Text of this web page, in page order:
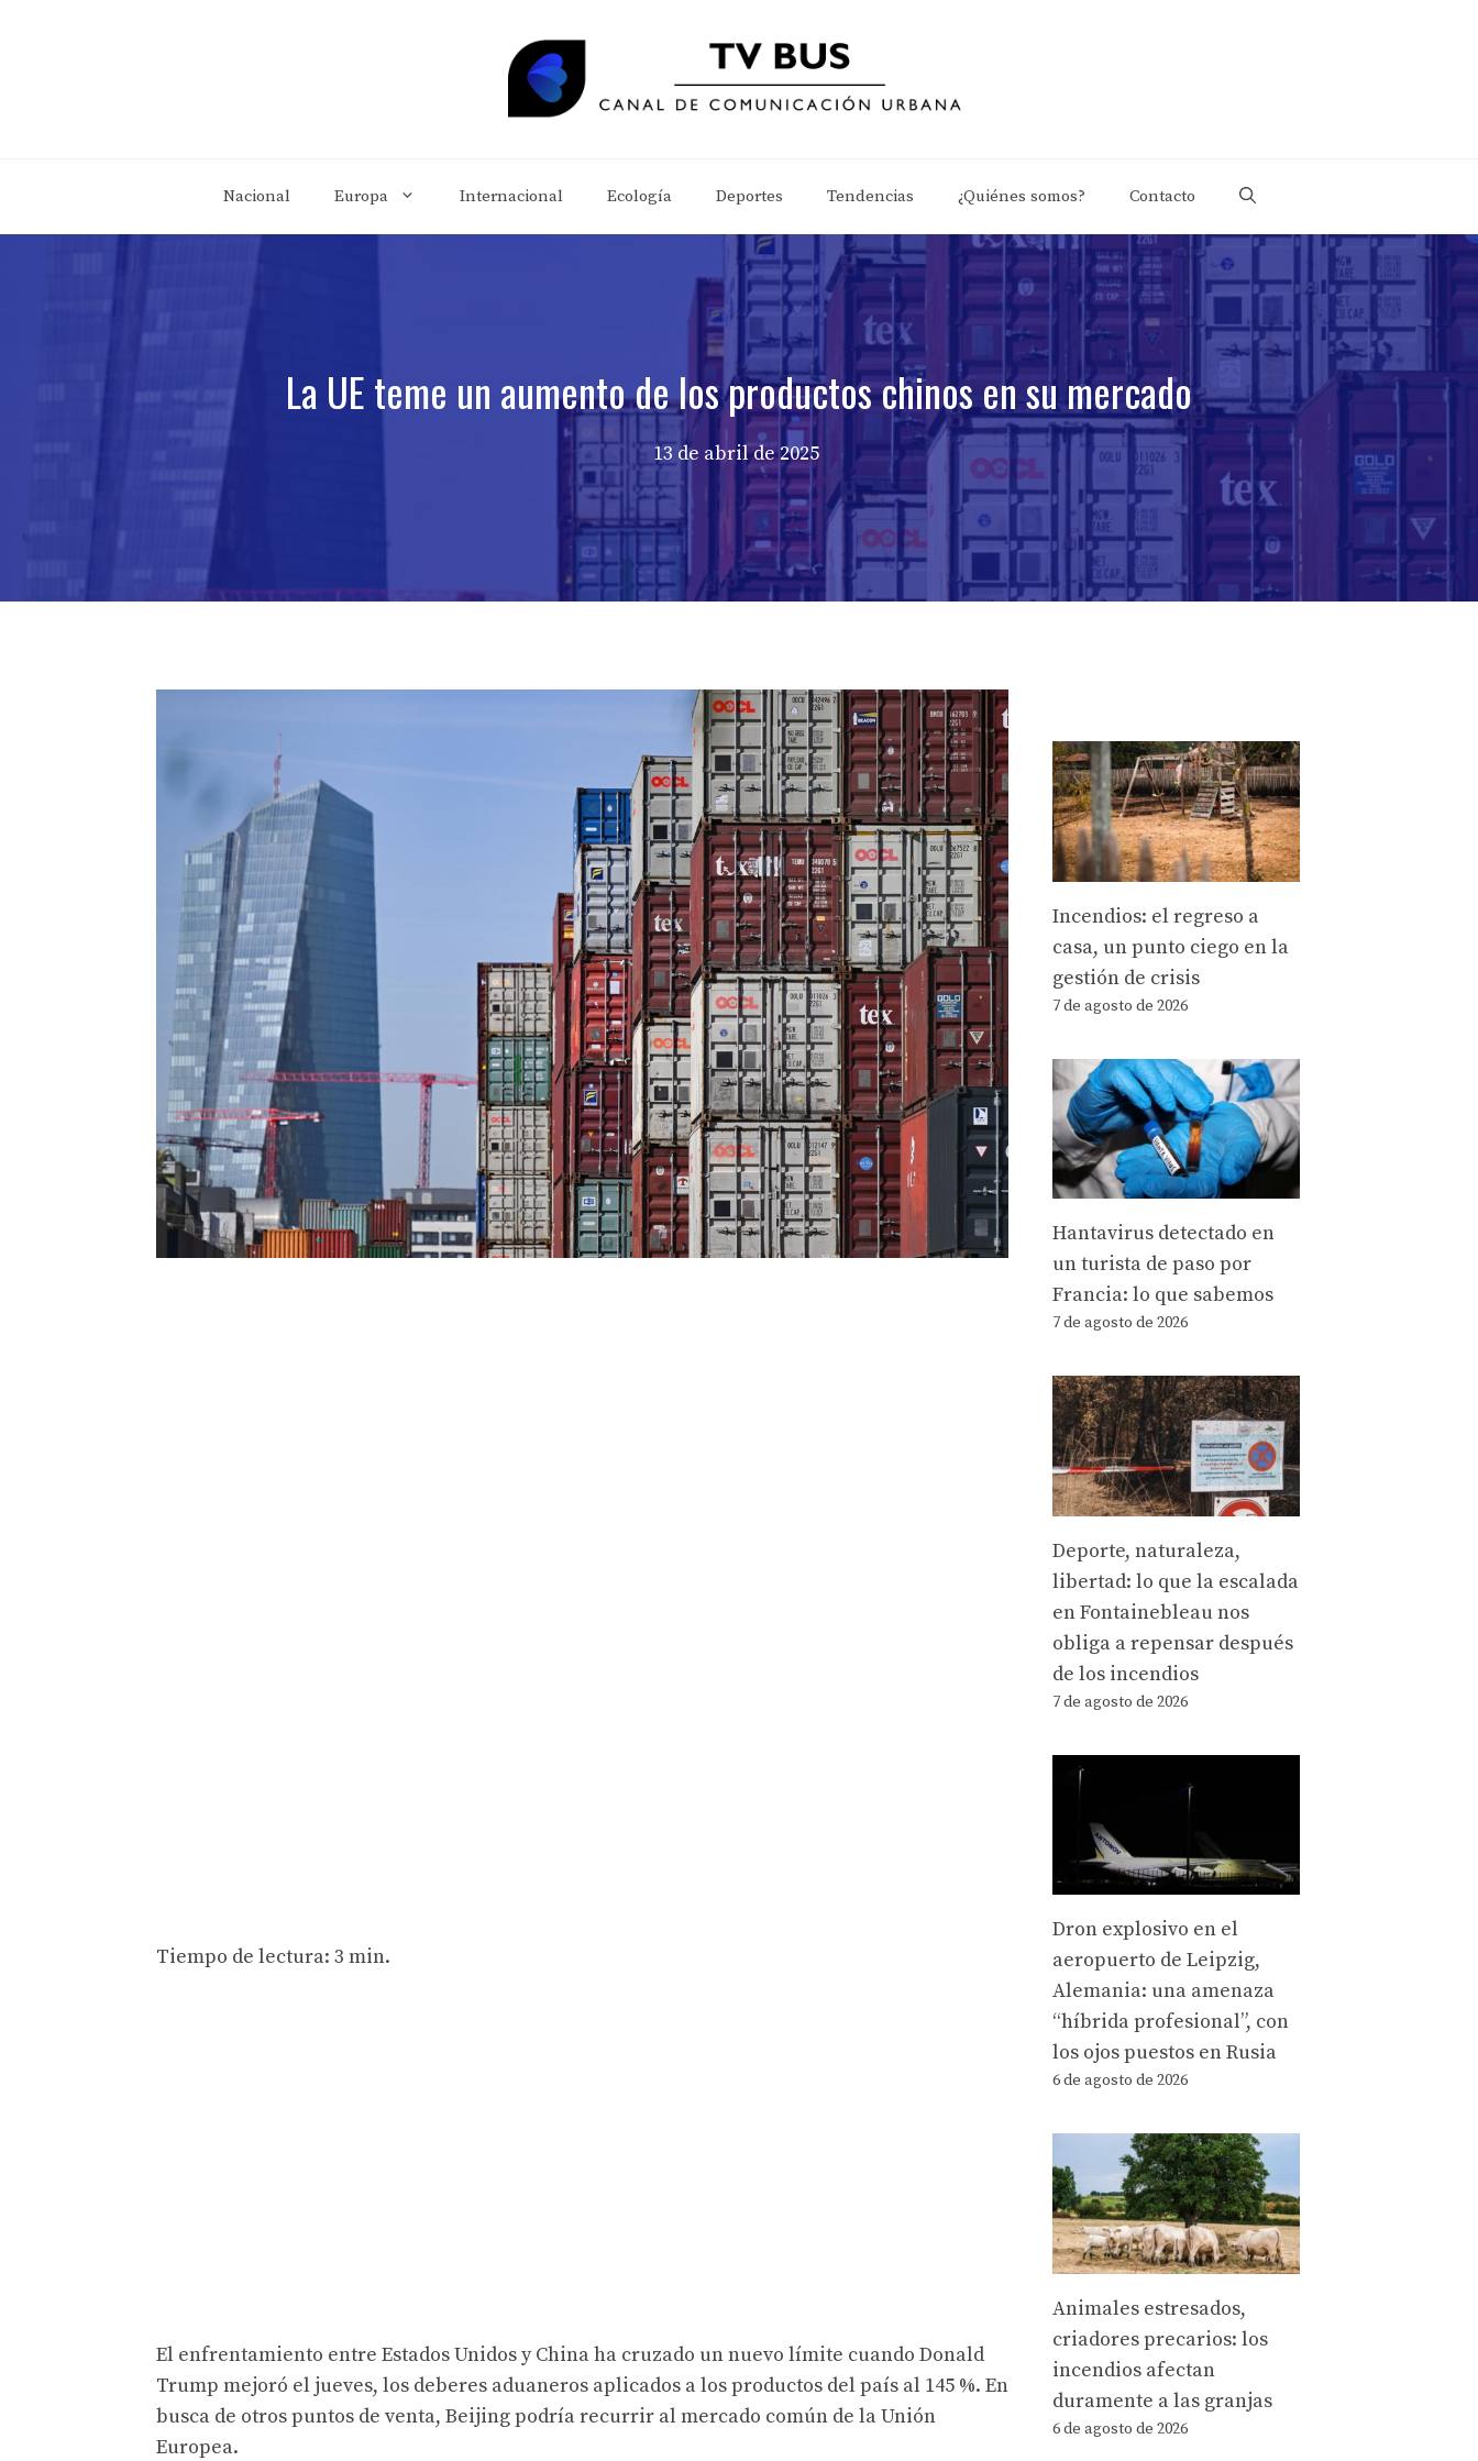
Nacional Europa Internacional Ecología Deportes Tendencias ¿Quiénes somos? Contacto
La UE teme un aumento de los productos chinos en su mercado
13 de abril de 2025
Tiempo de lectura: 3 min.
El enfrentamiento entre Estados Unidos y China ha cruzado un nuevo límite cuando Donald
Trump mejoró el jueves, los deberes aduaneros aplicados a los productos del país al 145 %. En
busca de otros puntos de venta, Beijing podría recurrir al mercado común de la Unión
Europea.
Incendios: el regreso a
casa, un punto ciego en la
gestión de crisis
7 de agosto de 2026
Hantavirus detectado en
un turista de paso por
Francia: lo que sabemos
7 de agosto de 2026
Deporte, naturaleza,
libertad: lo que la escalada
en Fontainebleau nos
obliga a repensar después
de los incendios
7 de agosto de 2026
Dron explosivo en el
aeropuerto de Leipzig,
Alemania: una amenaza
“híbrida profesional”, con
los ojos puestos en Rusia
6 de agosto de 2026
Animales estresados,
criadores precarios: los
incendios afectan
duramente a las granjas
6 de agosto de 2026